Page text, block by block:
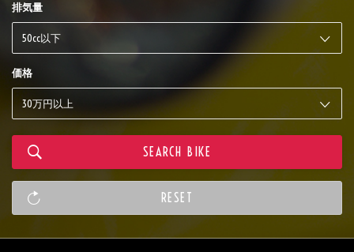
排気量
価格